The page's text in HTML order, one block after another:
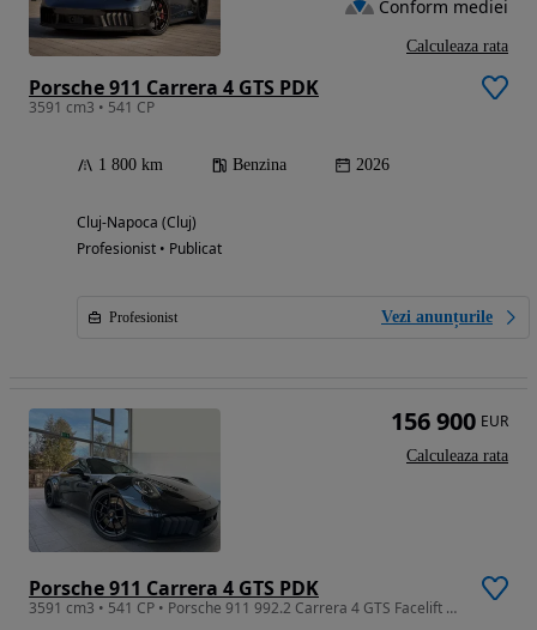
Porsche 911 Carrera 4 GTS PDK
3591 cm3 • 541 CP
1 800 km Benzina 2026
Cluj-Napoca (Cluj)
Profesionist • Publicat
Profesionist Vezi anunțurile
Conform mediei
Calculeaza rata
Porsche 911 Carrera 4 GTS PDK
3591 cm3 • 541 CP • Porsche 911 992.2 Carrera 4 GTS Facelift | Garantie
156 900 EUR
Calculeaza rata